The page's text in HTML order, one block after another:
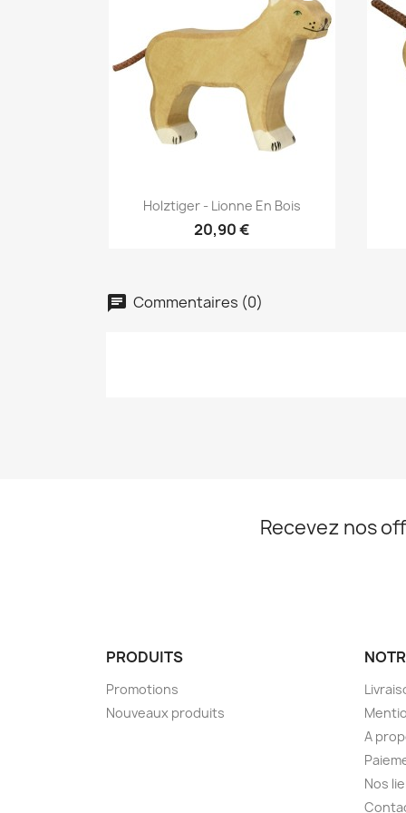
Aperçu rapide
Holztiger - Lionne En Bois
20,90 €
Commentaires (0)
Recevez nos
PRODUITS
Promotions
Nouveaux produits
A
Nos